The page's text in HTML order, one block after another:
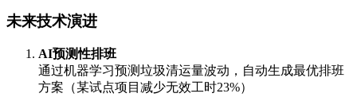
未来技术演进
AI预测性排班
通过机器学习预测垃圾清运量波动，自动生成最优排班
方案（某试点项目减少无效工时23%）